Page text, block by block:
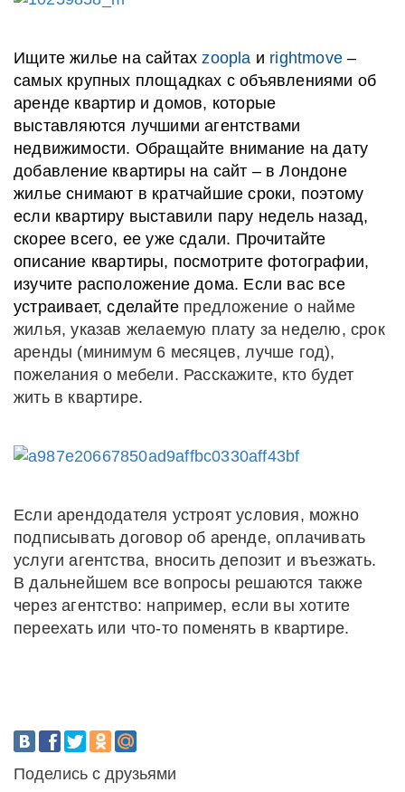
Ищите жилье на сайтах zoopla и rightmove –
самых крупных площадках с объявлениями об
аренде квартир и домов, которые
выставляются лучшими агентствами
недвижимости. Обращайте внимание на дату
добавление квартиры на сайт – в Лондоне
жилье снимают в кратчайшие сроки, поэтому
если квартиру выставили пару недель назад,
скорее всего, ее уже сдали. Прочитайте
описание квартиры, посмотрите фотографии,
изучите расположение дома. Если вас все
устраивает, сделайте предложение о найме
жилья, указав желаемую плату за неделю, срок
аренды (минимум 6 месяцев, лучше год),
пожелания о мебели. Расскажите, кто будет
жить в квартире.
Если арендодателя устроят условия, можно
подписывать договор об аренде, оплачивать
услуги агентства, вносить депозит и въезжать.
В дальнейшем все вопросы решаются также
через агентство: например, если вы хотите
переехать или что-то поменять в квартире.
Поделись с друзьями